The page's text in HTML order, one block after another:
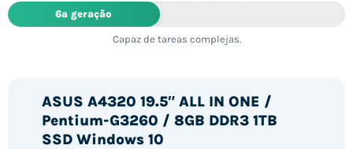
6ª geração
Capaz de tareas complejas.
ASUS A4320 19.5″ ALL IN ONE /
Pentium-G3260 / 8GB DDR3 1TB
SSD Windows 10